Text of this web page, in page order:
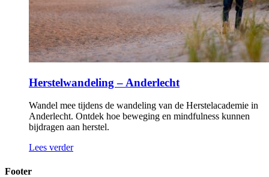
Herstelwandeling – Anderlecht
Wandel mee tijdens de wandeling van de Herstelacademie in
Anderlecht. Ontdek hoe beweging en mindfulness kunnen
bijdragen aan herstel.
Lees verder
Footer